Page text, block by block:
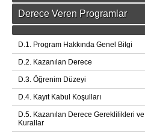
Derece Veren Programlar
D.1. Program Hakkında Genel Bilgi
D.2. Kazanılan Derece
D.3. Öğrenim Düzeyi
D.4. Kayıt Kabul Koşulları
D.5. Kazanılan Derece Gereklilikleri ve
Kurallar